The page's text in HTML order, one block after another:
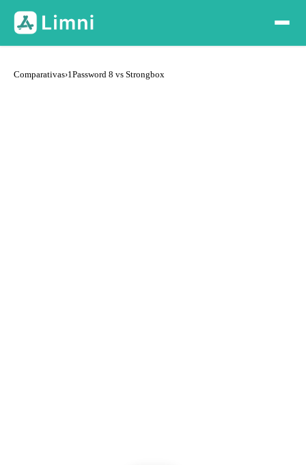
Comparativas›1Password 8 vs Strongbox